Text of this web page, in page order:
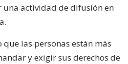
una actividad de difusión en
que las personas están más
y exigir sus derechos de